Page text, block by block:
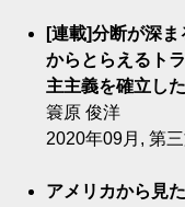
[連載]分断が深
からとらえるト
主主義を確立し
簑原 俊洋
2020年09月, 第
アメリカから見